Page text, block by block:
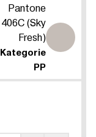
Pantone
406C (Sky
Fresh)
Kategorie
PP